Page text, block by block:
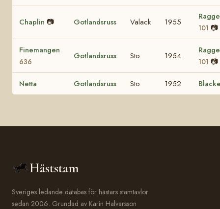
Chaplin 📷 Gotlandsruss Valack 1955
101 📷
Finemangen
636
Gotlandsruss Sto 1954
101 📷
Netta Gotlandsruss Sto 1952
Häststam
Sveriges ledande databas för hästars stamtavlor
sedan 2006. Grundad av Karin Halvarsson